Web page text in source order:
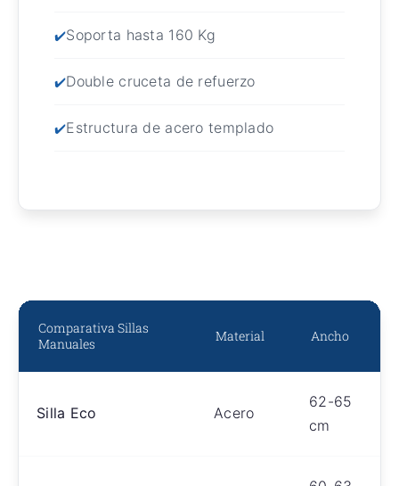
Soporta hasta 160 Kg
Double cruceta de refuerzo
Estructura de acero templado
Comparativa Sillas
Manuales
Material Ancho
Silla Eco Acero
62-65
cm